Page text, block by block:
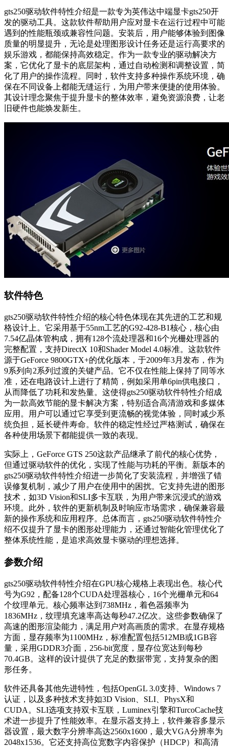
gts250驱动软件特性介绍是一款专为英伟达中端显卡gts250开
发的驱动工具。这款软件帮助用户应对显卡在运行过程中可能
遇到的性能瓶颈或兼容性问题。安装后，用户能够体验到图像
质量的明显提升，无论是处理图形设计任务还是运行高要求的
娱乐游戏，都能保持高效稳定。作为一款专业的驱动解决方
案，它优化了显卡的底层架构，通过自动检测和调整设置，简
化了用户的操作流程。同时，软件支持多种操作系统环境，确
保在不同设备上都能无缝运行，为用户带来便捷的使用体验。
其设计理念聚焦于提升显卡的整体效率，避免资源浪费，让老
旧硬件也能焕发新生。
软件特色
gts250驱动软件特性介绍的核心特色体现在其先进的工艺和规
格设计上。它采用基于55nm工艺的G92-428-B1核心，核心由
7.54亿晶体管构成，拥有128个流处理器和16个光栅处理器的
完整配置，支持DirectX 10和Shader Model 4.0标准。这款软件
源于GeForce 9800GTX+的优化版本，于2009年3月发布，作为
9系列向2系列过渡的关键产品。它不仅在性能上保持了同等水
准，还在电路设计上进行了精简，例如采用单6pin供电接口，
从而降低了功耗和发热量。这使得gts250驱动软件特性介绍成
为一款高效节能的显卡解决方案，特别适合高清游戏和多媒体
应用。用户可以通过它享受到更流畅的视觉体验，同时减少系
统负担，延长硬件寿命。软件的稳定性经过严格测试，确保在
各种使用场景下都能提供一致的表现。
实际上，GeForce GTS 250这款产品继承了前代的核心优势，
但通过驱动软件的优化，实现了性能与功耗的平衡。新版本的
gts250驱动软件特性介绍进一步简化了安装流程，并增强了错
误修复机制，减少了用户在使用中的困扰。它支持先进的图形
技术，如3D Vision和SLI多卡互联，为用户带来沉浸式的游戏
环境。此外，软件的更新机制及时响应市场需求，确保兼容最
新的操作系统和应用程序。总体而言，gts250驱动软件特性介
绍不仅提升了显卡的图形处理能力，还通过智能化管理优化了
整体系统性能，是追求高效显卡驱动的理想选择。
参数介绍
gts250驱动软件特性介绍在GPU核心规格上表现出色。核心代
号为G92，配备128个CUDA处理器核心，16个光栅单元和64
个纹理单元。核心频率达到738MHz，着色器频率为
1836MHz，纹理填充速率高达每秒47.2亿次。这些参数确保了
高速的图形渲染能力，满足用户对高画质的需求。在显存规格
方面，显存频率为1100MHz，标准配置包括512MB或1GB容
量，采用GDDR3介面，256-bit宽度，显存位宽达到每秒
70.4GB。这样的设计提供了充足的数据带宽，支持复杂的图
形任务。
软件还具备其他先进特性，包括OpenGL 3.0支持、Windows 7
认证，以及多种技术支持如3D Vision、SLI、PhysX和
CUDA。SLI选项支持双卡互联，Luminex引擎和TurcoCache技
术进一步提升了性能效率。在显示器支持上，软件兼容多显示
器设置，最大数字分辨率高达2560x1600，最大VGA分辨率为
2048x1536。它还支持高位宽数字内容保护（HDCP）和高清